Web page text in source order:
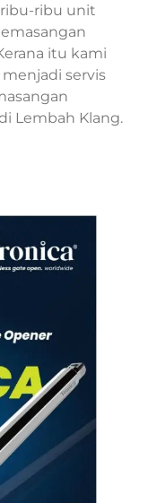
ribu unit
itu kami
servis
Lembah Klang.